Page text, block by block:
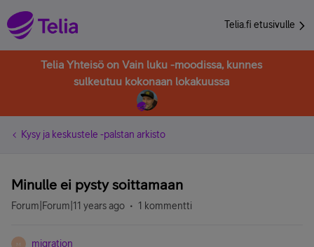
Telia.fi etusivulle
Telia Yhteisö on Vain luku -moodissa, kunnes
sulkeutuu kokonaan lokakuussa
Kysy ja keskustele -palstan arkisto
Minulle ei pysty soittamaan
Forum|Forum|11 years ago 1 kommentti
M migration